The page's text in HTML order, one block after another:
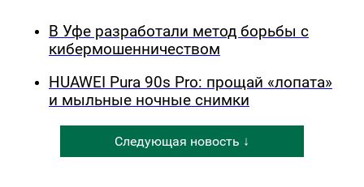
В Уфе разработали метод борьбы с
кибермошенничеством
HUAWEI Pura 90s Pro: прощай «лопата»
и мыльные ночные снимки
Следующая новость ↓